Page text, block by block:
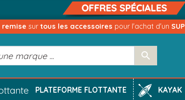
remise surtous les accessoires pour l'achat d'un SUP

PLATEFORME FLOTTANTE KAYAK